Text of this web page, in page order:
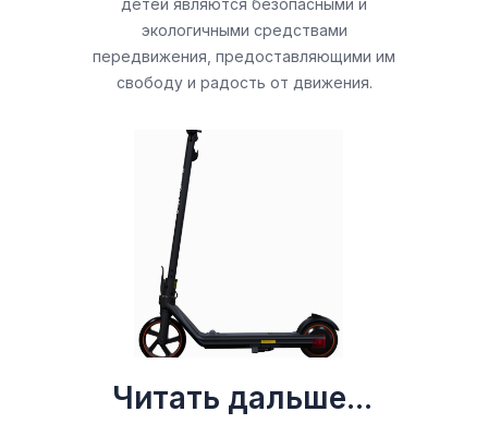
детей являются безопасными и
экологичными средствами
передвижения, предоставляющими им
свободу и радость от движения.
Читать дальше...